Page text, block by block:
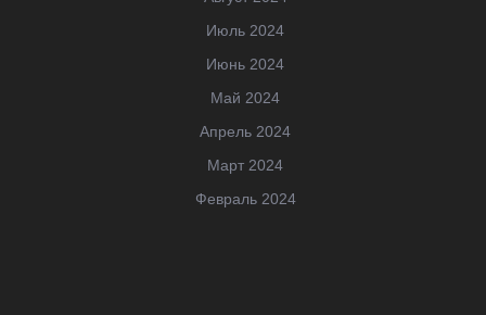
Июль 2024
Июнь 2024
Май 2024
Апрель 2024
Март 2024
Февраль 2024